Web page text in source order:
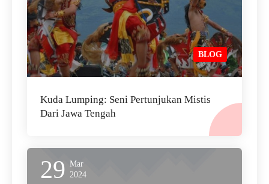
BLOG
Kuda Lumping: Seni Pertunjukan Mistis
Dari Jawa Tengah
29 Mar
2024